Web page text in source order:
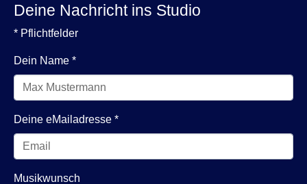
Deine Nachricht ins Studio
* Pflichtfelder
Dein Name *
Deine eMailadresse *
Musikwunsch